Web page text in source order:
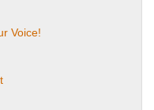
Voice!